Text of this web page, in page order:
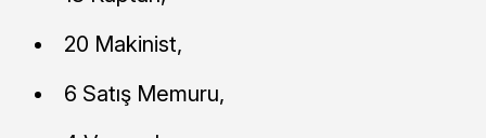
20 Makinist,
6 Satış Memuru,